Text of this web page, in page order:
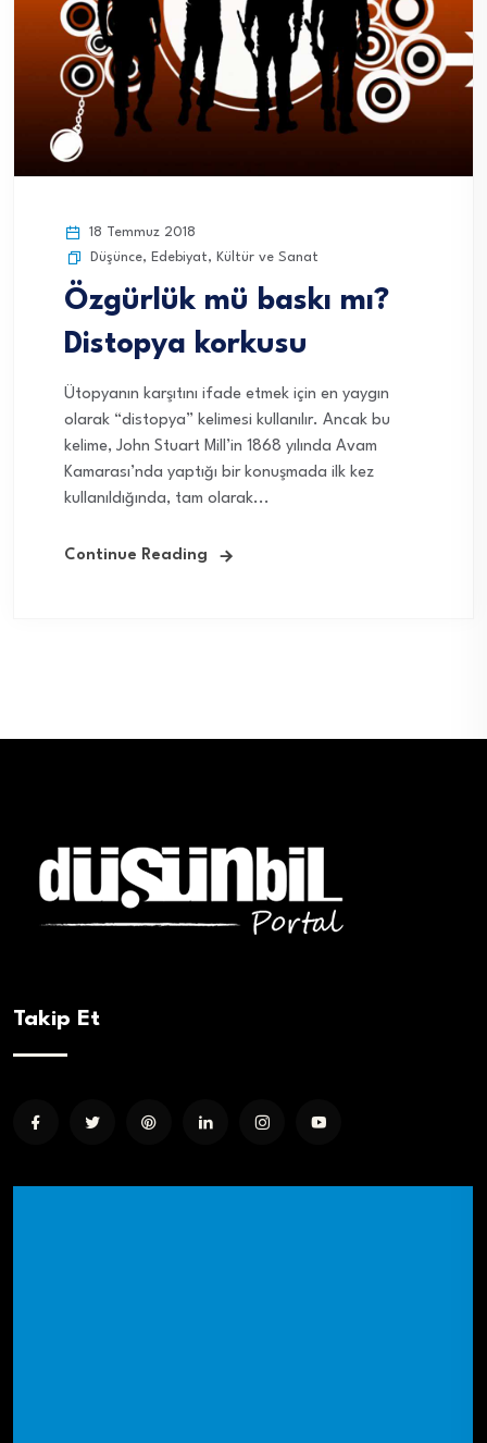
18 Temmuz 2018
Düşünce, Edebiyat, Kültür ve Sanat
Özgürlük mü baskı mı?
Distopya korkusu
Ütopyanın karşıtını ifade etmek için en yaygın
olarak “distopya” kelimesi kullanılır. Ancak bu
kelime, John Stuart Mill’in 1868 yılında Avam
Kamarası’nda yaptığı bir konuşmada ilk kez
kullanıldığında, tam olarak...
Continue Reading
Takip Et